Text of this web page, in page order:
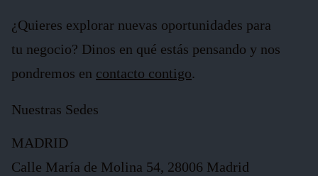
¿Quieres explorar nuevas oportunidades para
tu negocio? Dinos en qué estás pensando y nos
pondremos en contacto contigo.
Nuestras Sedes
MADRID
Calle María de Molina 54, 28006 Madrid